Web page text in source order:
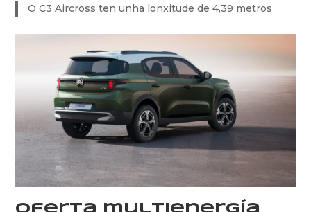
O C3 Aircross ten unha lonxitude de 4,39 metros
Oferta multienergía